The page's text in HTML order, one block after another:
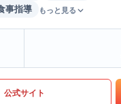
事指導 もっと見る
公式サイト